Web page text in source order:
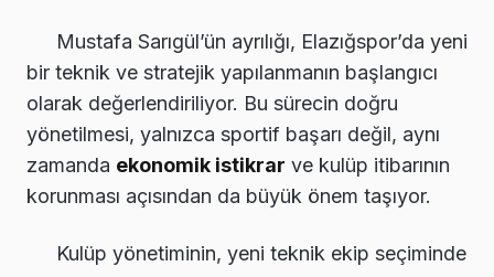
Mustafa Sarıgül’ün ayrılığı, Elazığspor’da yeni
bir teknik ve stratejik yapılanmanın başlangıcı
olarak değerlendiriliyor. Bu sürecin doğru
yönetilmesi, yalnızca sportif başarı değil, aynı
zamanda ekonomik istikrar ve kulüp itibarının
korunması açısından da büyük önem taşıyor.
Kulüp yönetiminin, yeni teknik ekip seçiminde